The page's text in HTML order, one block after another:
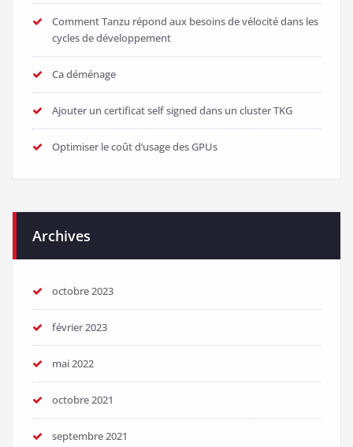
Comment Tanzu répond aux besoins de vélocité dans les
cycles de développement
Ca déménage
Ajouter un certificat self signed dans un cluster TKG
Optimiser le coût d’usage des GPUs
Archives
octobre 2023
février 2023
mai 2022
octobre 2021
septembre 2021